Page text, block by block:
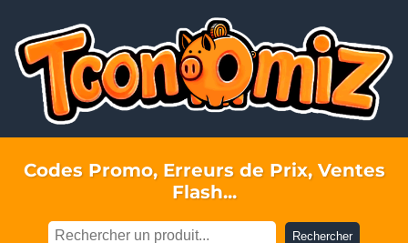
Codes Promo, Erreurs de Prix, Ventes
Flash...
Rechercher